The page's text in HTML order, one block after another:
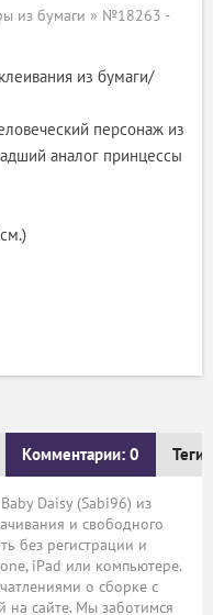
из бумаги » №18263 -
из бумаги/
персонаж из
аналог принцессы
Комментарии: 0 Теги:
Daisy (Sabi96) из
и свободного
без регистрации и
iPad или компьютере.
о сборке с
на сайте. Мы заботимся